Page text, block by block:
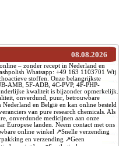
08.08.2026
– zonder recept in Nederland en
Whatsapp: +49 163 1103701 Wij
stoffen. Onze belangrijkste
AMB, 5F-ADB, 4C-PVP, 4F-PHP-
kwaliteit is bijzonder opmerkelijk.
onverdund, puur, betrouwbare
en België en kan online besteld
van pure research chemicals. Als
onverdunde medicijnen aan onze
Europese landen. Neem contact met ons
online winkel ↗️Snelle verzending
en verzending ↗️Geen